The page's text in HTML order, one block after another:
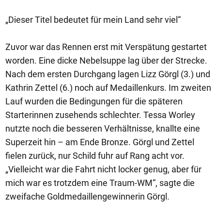
„Dieser Titel bedeutet für mein Land sehr viel“
Zuvor war das Rennen erst mit Verspätung gestartet
worden. Eine dicke Nebelsuppe lag über der Strecke.
Nach dem ersten Durchgang lagen Lizz Görgl (3.) und
Kathrin Zettel (6.) noch auf Medaillenkurs. Im zweiten
Lauf wurden die Bedingungen für die späteren
Starterinnen zusehends schlechter. Tessa Worley
nutzte noch die besseren Verhältnisse, knallte eine
Superzeit hin – am Ende Bronze. Görgl und Zettel
fielen zurück, nur Schild fuhr auf Rang acht vor.
„Vielleicht war die Fahrt nicht locker genug, aber für
mich war es trotzdem eine Traum-WM“, sagte die
zweifache Goldmedaillengewinnerin Görgl.